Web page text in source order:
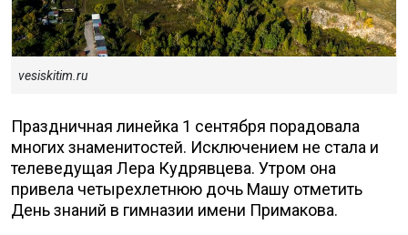
vesiskitim.ru
Праздничная линейка 1 сентября порадовала
многих знаменитостей. Исключением не стала и
телеведущая Лера Кудрявцева. Утром она
привела четырехлетнюю дочь Машу отметить
День знаний в гимназии имени Примакова.